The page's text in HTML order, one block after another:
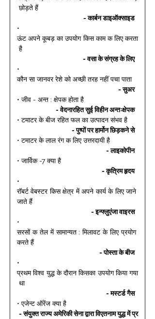
छोड़ते हैं
- कार्बन डाइऑक्साइड
•
ऊंट अपने कूबड़ का उपयोग किस काम क लिए करता
है
- वसा के संग्रह के लिए
•
कौन सा जानवर रेशे को अच्छी तरह नहीं पचा पाता
- सुअर
• जीव - अन्त : क्षेपक होता है
- वेदनारहित सुई विहीन अन्तःक्षेपक
• टमाटर के बीज रहित फल का उत्पादन संभव है
- पुष्पों पर हार्मोन छिड़कने से
• टमाटर के लाल रंग क लिए उत्तरदायी है
- लाइकोपीन
• जार्विक -7 क्या है
- कृत्रिम हृदय
•
रॉबर्ट वेबस्टर किस क्षेत्र में अपने कार्य के लिए जाने
जाते हैं
- इन्फ्लुएंजा वाइरस
•
सरसों क तेल में सामान्यत : मिलावट के लिए प्रयोग
करते हैं
- पोस्ता के बीज
•
प्रथम विश्व युद्ध के दौरान किसका उपयोग किया गया
था
- मस्टर्ड गैस
• एजेन्ट ऑरेंज क्या है
- संयुक्त राज्य अमेरिकी सेना द्वारा विएतनाम युद्ध में प्र